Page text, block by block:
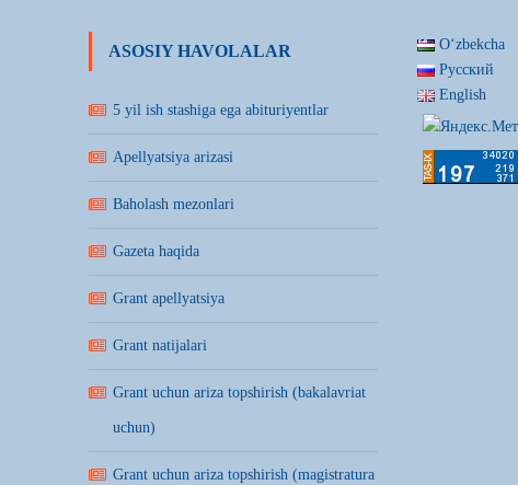
ASOSIY HAVOLALAR
5 yil ish stashiga ega abituriyentlar
Apellyatsiya arizasi
Baholash mezonlari
Gazeta haqida
Grant apellyatsiya
Grant natijalari
Grant uchun ariza topshirish (bakalavriat
uchun)
Grant uchun ariza topshirish (magistratura
Oʻzbekcha
Русский
English